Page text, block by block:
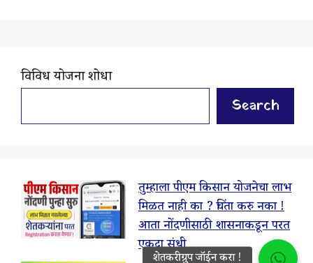
विविध योजना शोधा
Search
तुम्हाला पीएम किसान योजनेचा लाभ
मिळत नाही का ? चिंता करु नका !
आता नोंदणीसाठी शासनाकडून परत
एकदा संधी